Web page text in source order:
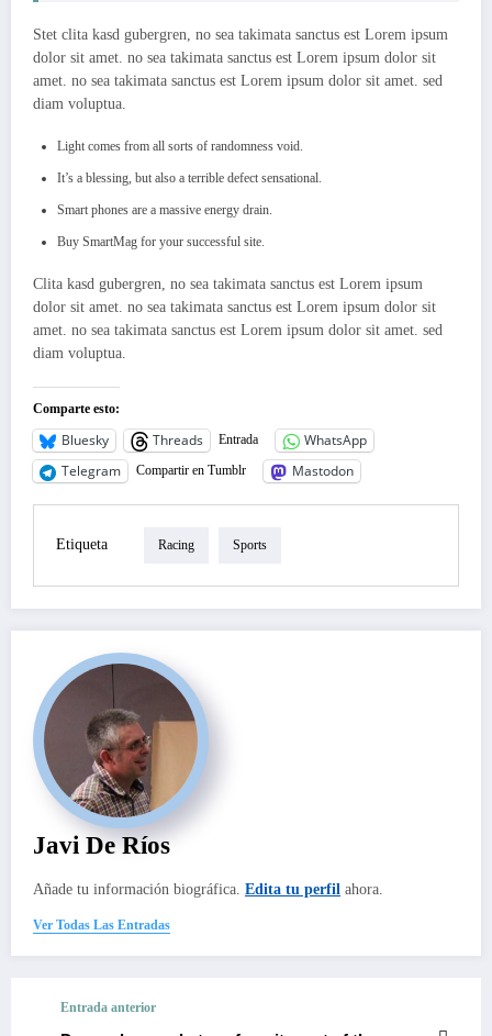
Stet clita kasd gubergren, no sea takimata sanctus est Lorem ipsum
dolor sit amet. no sea takimata sanctus est Lorem ipsum dolor sit
amet. no sea takimata sanctus est Lorem ipsum dolor sit amet. sed
diam voluptua.
Light comes from all sorts of randomness void.
It’s a blessing, but also a terrible defect sensational.
Smart phones are a massive energy drain.
Buy SmartMag for your successful site.
Clita kasd gubergren, no sea takimata sanctus est Lorem ipsum
dolor sit amet. no sea takimata sanctus est Lorem ipsum dolor sit
amet. no sea takimata sanctus est Lorem ipsum dolor sit amet. sed
diam voluptua.
Comparte esto:
Bluesky Threads Entrada
WhatsApp
Telegram
Compartir en Tumblr Mastodon
Etiqueta Racing Sports
Javi De Ríos
Añade tu información biográfica. Edita tu perfil ahora.
Ver Todas Las Entradas
Entrada anterior